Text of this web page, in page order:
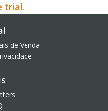
trial.
de Venda